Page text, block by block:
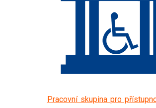
Pracovní skupina pro